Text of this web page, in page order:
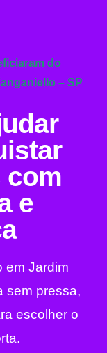
do
– SP
com
e
em Jardim
sem pressa,
escolher o